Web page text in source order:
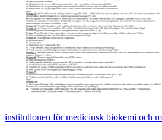
institutionen för medicinsk biokemi och